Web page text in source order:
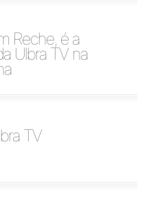
Reche, é a
Ulbra TV na
TV